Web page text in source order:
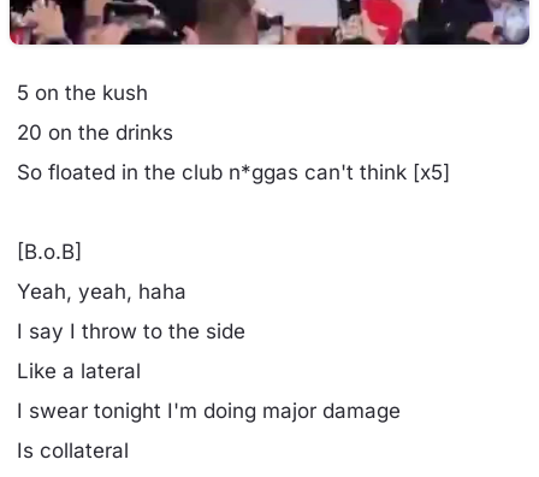
5 on the kush
20 on the drinks
So floated in the club n*ggas can't think [x5]
[B.o.B]
Yeah, yeah, haha
I say I throw to the side
Like a lateral
I swear tonight I'm doing major damage
Is collateral